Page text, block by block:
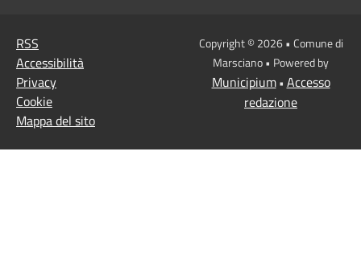
RSS
Accessibilità
Privacy
Cookie
Mappa del sito
Copyright © 2026 • Comune di
Marsciano • Powered by
Municipium• Accesso
redazione